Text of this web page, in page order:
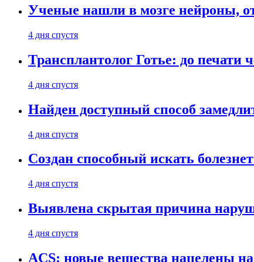
Ученые нашли в мозге нейроны,
4 дня спустя
Трансплантолог Готье: до печати
4 дня спустя
Найден доступный способ
4 дня спустя
Создан способный искать
4 дня спустя
Выявлена скрытая причина
4 дня спустя
ACS: новые вещества нацелены